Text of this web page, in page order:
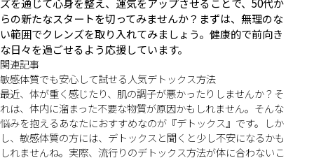
ズを通じて心身を整え、運気をアップさせることで、50代か
らの新たなスタートを切ってみませんか？まずは、無理のな
い範囲でクレンズを取り入れてみましょう。健康的で前向き
な日々を過ごせるよう応援しています。
関連記事
敏感体質でも安心して試せる人気デトックス方法
最近、体が重く感じたり、肌の調子が悪かったりしませんか？そ
れは、体内に溜まった不要な物質が原因かもしれません。そんな
悩みを抱えるあなたにおすすめなのが『デトックス』です。しか
し、敏感体質の方には、デトックスと聞くと少し不安になるかも
しれませんね。実際、流行りのデトックス方法が体に合わないこ